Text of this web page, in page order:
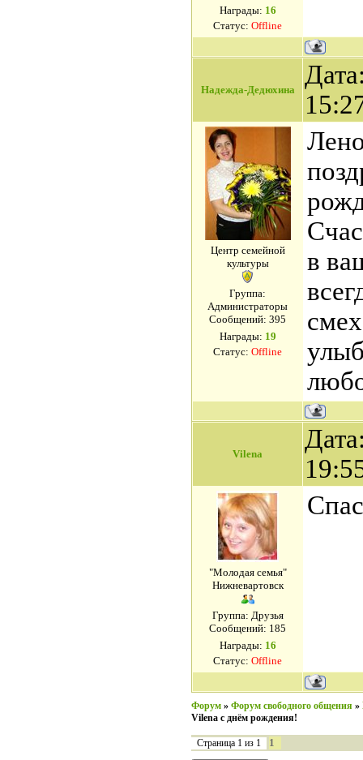
Награды: 16
Статус: Offline
Надежда-Дедюхина
Центр семейной
культуры
Группа:
Администраторы
Сообщений: 395
Награды: 19
Статус: Offline
в
Vilena
"Молодая семья"
Нижневартовск
Группа: Друзья
Сообщений: 185
Награды: 16
Статус: Offline
Форум » Форум свободного общения »
Vilena с днём рождения!
Страница 1 из 1 1